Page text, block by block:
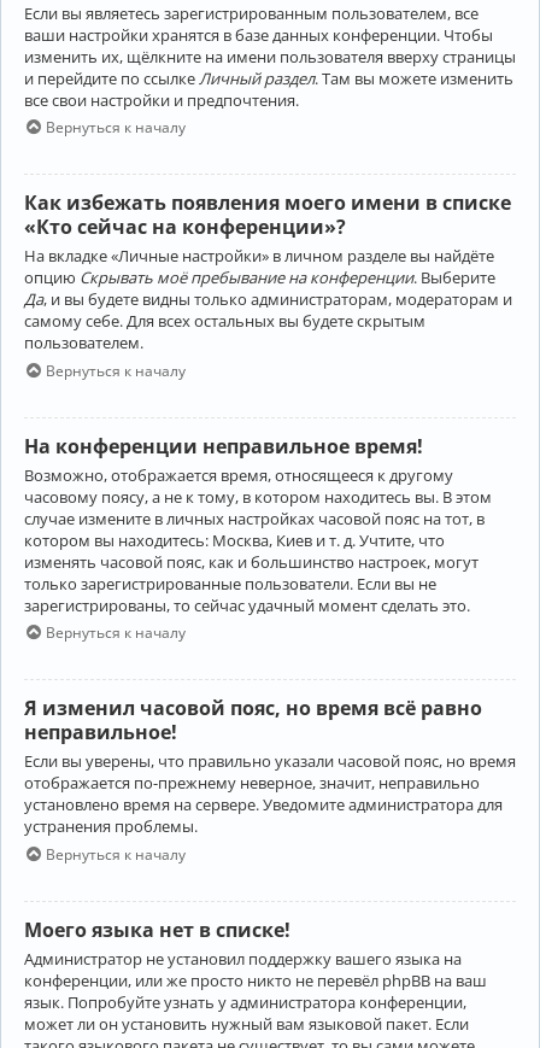
Если вы являетесь зарегистрированным пользователем, все
ваши настройки хранятся в базе данных конференции. Чтобы
изменить их, щёлкните на имени пользователя вверху страницы
и перейдите по ссылке Личный раздел. Там вы можете изменить
все свои настройки и предпочтения.
Вернуться к началу
Как избежать появления моего имени в списке
«Кто сейчас на конференции»?
На вкладке «Личные настройки» в личном разделе вы найдёте
опцию Скрывать моё пребывание на конференции. Выберите
Да, и вы будете видны только администраторам, модераторам и
самому себе. Для всех остальных вы будете скрытым
пользователем.
Вернуться к началу
На конференции неправильное время!
Возможно, отображается время, относящееся к другому
часовому поясу, а не к тому, в котором находитесь вы. В этом
случае измените в личных настройках часовой пояс на тот, в
котором вы находитесь: Москва, Киев и т. д. Учтите, что
изменять часовой пояс, как и большинство настроек, могут
только зарегистрированные пользователи. Если вы не
зарегистрированы, то сейчас удачный момент сделать это.
Вернуться к началу
Я изменил часовой пояс, но время всё равно
неправильное!
Если вы уверены, что правильно указали часовой пояс, но время
отображается по-прежнему неверное, значит, неправильно
установлено время на сервере. Уведомите администратора для
устранения проблемы.
Вернуться к началу
Моего языка нет в списке!
Администратор не установил поддержку вашего языка на
конференции, или же просто никто не перевёл phpBB на ваш
язык. Попробуйте узнать у администратора конференции,
может ли он установить нужный вам языковой пакет. Если